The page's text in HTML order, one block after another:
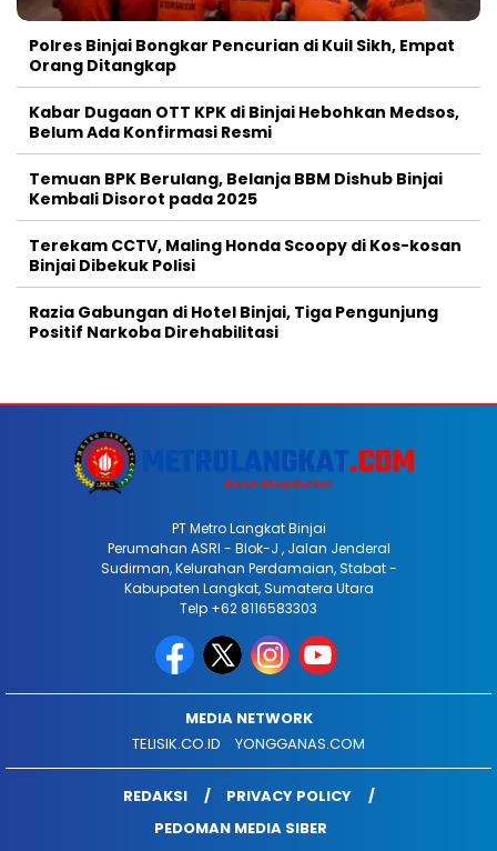
Polres Binjai Bongkar Pencurian di Kuil Sikh, Empat
Orang Ditangkap
Kabar Dugaan OTT KPK di Binjai Hebohkan Medsos,
Belum Ada Konfirmasi Resmi
Temuan BPK Berulang, Belanja BBM Dishub Binjai
Kembali Disorot pada 2025
Terekam CCTV, Maling Honda Scoopy di Kos-kosan
Binjai Dibekuk Polisi
Razia Gabungan di Hotel Binjai, Tiga Pengunjung
Positif Narkoba Direhabilitasi
PT Metro Langkat Binjai
Perumahan ASRI - Blok-J , Jalan Jenderal
Sudirman, Kelurahan Perdamaian, Stabat -
Kabupaten Langkat, Sumatera Utara
Telp +62 8116583303
MEDIA NETWORK
TELISIK.CO.ID
YONGGANAS.COM
REDAKSI
PRIVACY POLICY
PEDOMAN MEDIA SIBER